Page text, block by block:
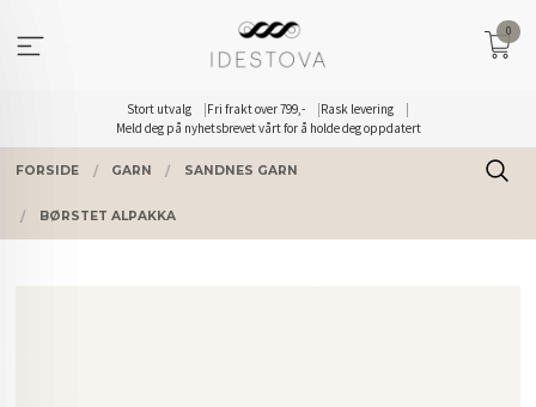
innholdet
Stort utvalg Fri frakt over 799,-
Rask levering
Meld deg på nyhetsbrevet vårt for å holde deg oppdatert
0
FORSIDE GARN SANDNES GARN
BØRSTET ALPAKKA